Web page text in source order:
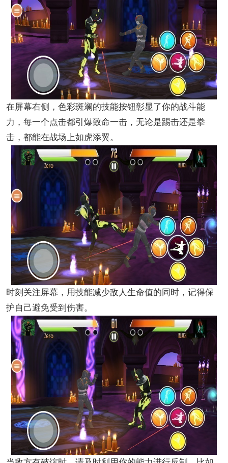
在屏幕右侧，色彩斑斓的技能按钮彰显了你的战斗能
力，每一个点击都引爆致命一击，无论是踢击还是拳
击，都能在战场上如虎添翼。
时刻关注屏幕，用技能减少敌人生命值的同时，记得保
护自己避免受到伤害。